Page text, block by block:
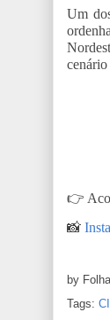
Um
👉
📸
by
Tags: